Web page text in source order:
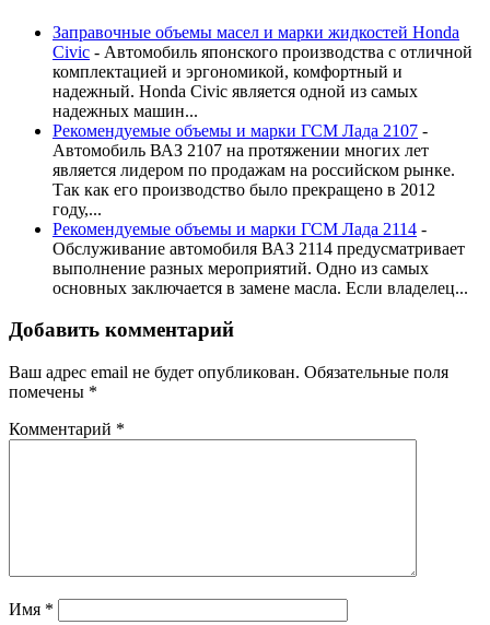
Заправочные объемы масел и марки жидкостей Honda
Civic - Автомобиль японского производства с отличной
комплектацией и эргономикой, комфортный и
надежный. Honda Civic является одной из самых
надежных машин...
Рекомендуемые объемы и марки ГСМ Лада 2107 -
Автомобиль ВАЗ 2107 на протяжении многих лет
является лидером по продажам на российском рынке.
Так как его производство было прекращено в 2012
году,...
Рекомендуемые объемы и марки ГСМ Лада 2114 -
Обслуживание автомобиля ВАЗ 2114 предусматривает
выполнение разных мероприятий. Одно из самых
основных заключается в замене масла. Если владелец...
Добавить комментарий
Ваш адрес email не будет опубликован. Обязательные поля
помечены *
Комментарий *
Имя *